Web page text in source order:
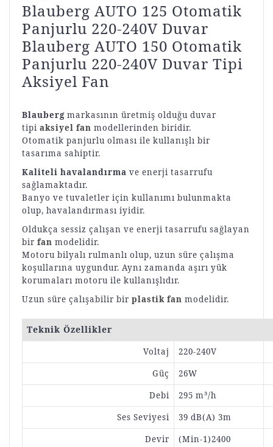
Blauberg AUTO 125 Otomatik
Panjurlu 220-240V Duvar
Blauberg AUTO 150 Otomatik
Panjurlu 220-240V Duvar Tipi
Aksiyel Fan
Blauberg markasının üretmiş olduğu duvar
tipi aksiyel fan modellerinden biridir.
Otomatik panjurlu olması ile kullanışlı bir
tasarıma sahiptir.
Kaliteli havalandırma ve enerji tasarrufu
sağlamaktadır.
Banyo ve tuvaletler için kullanımı bulunmakta
olup, havalandırması iyidir.
Oldukça sessiz çalışan ve enerji tasarrufu sağlayan
bir fan modelidir.
Motoru bilyalı rulmanlı olup, uzun süre çalışma
koşullarına uygundur. Aynı zamanda aşırı yük
korumaları motoru ile kullanışlıdır.
Uzun süre çalışabilir bir plastik fan modelidir.
Teknik Özellikler
Voltaj
220-240V
Güç
26W
Debi
295 m³/h
Ses Seviyesi
39 dB(A) 3m
Devir
(Min-1)2400